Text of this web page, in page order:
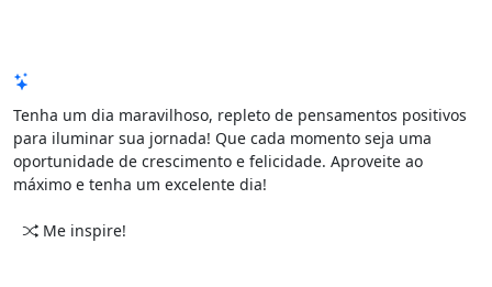
Tenha um dia maravilhoso, repleto de pensamentos positivos
para iluminar sua jornada! Que cada momento seja uma
oportunidade de crescimento e felicidade. Aproveite ao
máximo e tenha um excelente dia!
Me inspire!